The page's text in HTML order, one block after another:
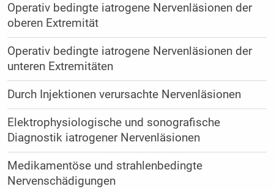
Operativ bedingte iatrogene Nervenläsionen der
oberen Extremität
Operativ bedingte iatrogene Nervenläsionen der
unteren Extremitäten
Durch Injektionen verursachte Nervenläsionen
Elektrophysiologische und sonografische
Diagnostik iatrogener Nervenläsionen
Medikamentöse und strahlenbedingte
Nervenschädigungen